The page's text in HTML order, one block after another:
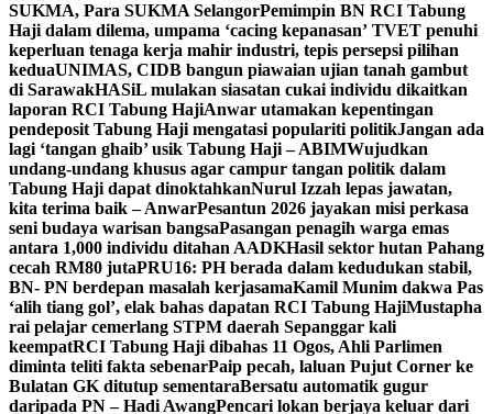
SUKMA, Para SUKMA SelangorPemimpin BN RCI Tabung
Haji dalam dilema, umpama ‘cacing kepanasan’ TVET penuhi
keperluan tenaga kerja mahir industri, tepis persepsi pilihan
keduaUNIMAS, CIDB bangun piawaian ujian tanah gambut
di SarawakHASiL mulakan siasatan cukai individu dikaitkan
laporan RCI Tabung HajiAnwar utamakan kepentingan
pendeposit Tabung Haji mengatasi populariti politikJangan ada
lagi ‘tangan ghaib’ usik Tabung Haji – ABIMWujudkan
undang-undang khusus agar campur tangan politik dalam
Tabung Haji dapat dinoktahkanNurul Izzah lepas jawatan,
kita terima baik – AnwarPesantun 2026 jayakan misi perkasa
seni budaya warisan bangsaPasangan penagih warga emas
antara 1,000 individu ditahan AADKHasil sektor hutan Pahang
cecah RM80 jutaPRU16: PH berada dalam kedudukan stabil,
BN- PN berdepan masalah kerjasamaKamil Munim dakwa Pas
‘alih tiang gol’, elak bahas dapatan RCI Tabung HajiMustapha
rai pelajar cemerlang STPM daerah Sepanggar kali
keempatRCI Tabung Haji dibahas 11 Ogos, Ahli Parlimen
diminta teliti fakta sebenarPaip pecah, laluan Pujut Corner ke
Bulatan GK ditutup sementaraBersatu automatik gugur
daripada PN – Hadi AwangPencari lokan berjaya keluar dari